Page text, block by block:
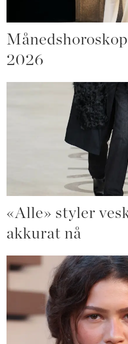
2026
«Alle» styler
akkurat nå